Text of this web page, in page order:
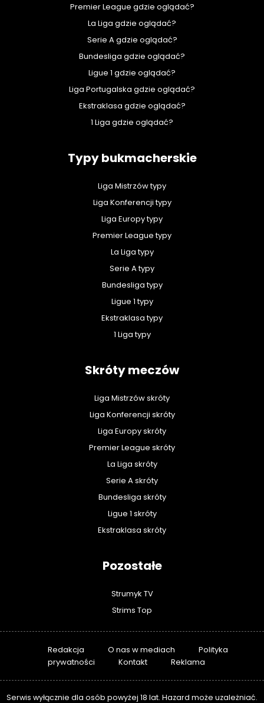
Premier League gdzie oglądać?
La Liga gdzie oglądać?
Serie A gdzie oglądać?
Bundesliga gdzie oglądać?
Ligue 1 gdzie oglądać?
Liga Portugalska gdzie oglądać?
Ekstraklasa gdzie oglądać?
1 Liga gdzie oglądać?
Typy bukmacherskie
Liga Mistrzów typy
Liga Konferencji typy
Liga Europy typy
Premier League typy
La Liga typy
Serie A typy
Bundesliga typy
Ligue 1 typy
Ekstraklasa typy
1 Liga typy
Skróty meczów
Liga Mistrzów skróty
Liga Konferencji skróty
Liga Europy skróty
Premier League skróty
La Liga skróty
Serie A skróty
Bundesliga skróty
Ligue 1 skróty
Ekstraklasa skróty
Pozostałe
Strumyk TV
Strims Top
Redakcja O nas w mediach
Polityka
prywatności
Kontakt Reklama
Serwis wyłącznie dla osób powyżej 18 lat. Hazard może uzależniać.